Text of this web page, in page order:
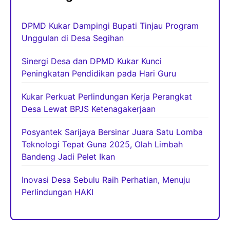
DPMD Kukar Dampingi Bupati Tinjau Program
Unggulan di Desa Segihan
Sinergi Desa dan DPMD Kukar Kunci
Peningkatan Pendidikan pada Hari Guru
Kukar Perkuat Perlindungan Kerja Perangkat
Desa Lewat BPJS Ketenagakerjaan
Posyantek Sarijaya Bersinar Juara Satu Lomba
Teknologi Tepat Guna 2025, Olah Limbah
Bandeng Jadi Pelet Ikan
Inovasi Desa Sebulu Raih Perhatian, Menuju
Perlindungan HAKI